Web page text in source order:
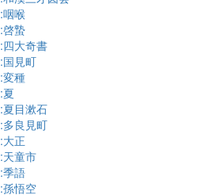
:咽喉
:啓蟄
:四大奇書
:国見町
:変種
:夏
:夏目漱石
:多良見町
:大正
:天童市
:季語
:孫悟空